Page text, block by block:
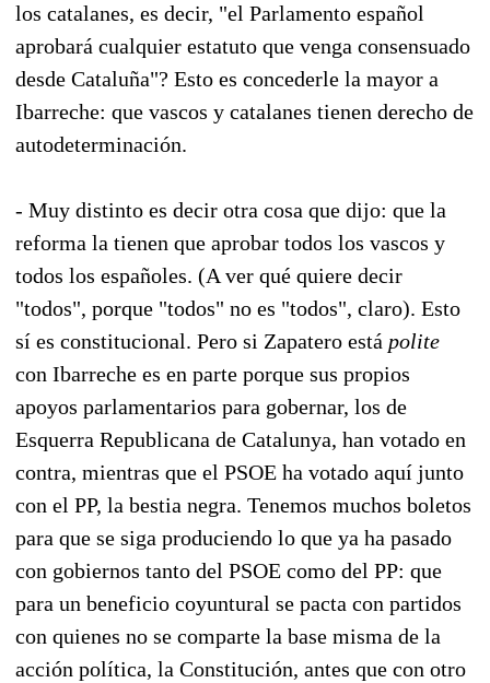
los catalanes, es decir, "el Parlamento español
aprobará cualquier estatuto que venga consensuado
desde Cataluña"? Esto es concederle la mayor a
Ibarreche: que vascos y catalanes tienen derecho de
autodeterminación.
- Muy distinto es decir otra cosa que dijo: que la
reforma la tienen que aprobar todos los vascos y
todos los españoles. (A ver qué quiere decir
"todos", porque "todos" no es "todos", claro). Esto
sí es constitucional. Pero si Zapatero está polite
con Ibarreche es en parte porque sus propios
apoyos parlamentarios para gobernar, los de
Esquerra Republicana de Catalunya, han votado en
contra, mientras que el PSOE ha votado aquí junto
con el PP, la bestia negra. Tenemos muchos boletos
para que se siga produciendo lo que ya ha pasado
con gobiernos tanto del PSOE como del PP: que
para un beneficio coyuntural se pacta con partidos
con quienes no se comparte la base misma de la
acción política, la Constitución, antes que con otro